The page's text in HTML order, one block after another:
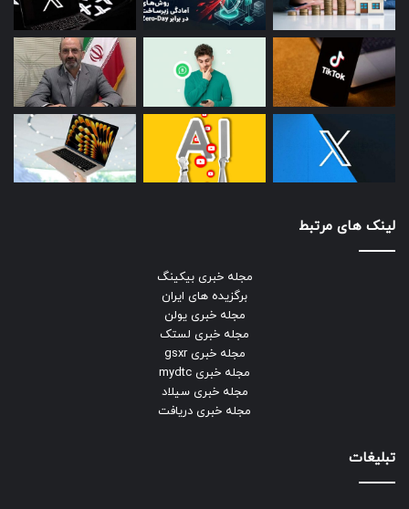
لینک های مرتبط
مجله خبری بیکینگ
برگزیده های ایران
مجله خبری یولن
مجله خبری لستک
مجله خبری gsxr
مجله خبری mydtc
مجله خبری سیلاد
مجله خبری دریافت
تبلیغات